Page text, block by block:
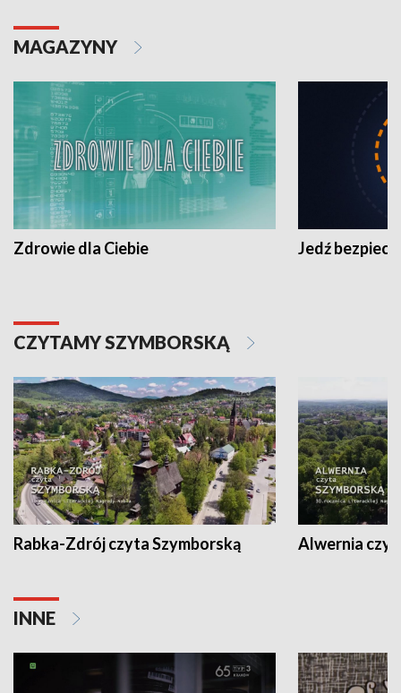
MAGAZYNY
Zdrowie dla Ciebie Jedź
CZYTAMY SZYMBORSKĄ
Rabka-Zdrój czyta Szymborską Alwernia
INNE